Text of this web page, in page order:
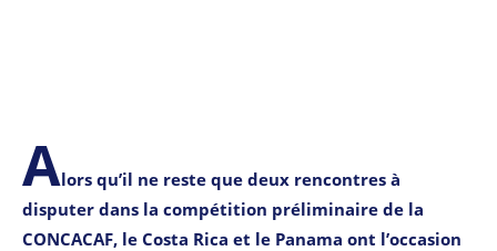
Alors qu’il ne reste que deux rencontres à
disputer dans la compétition préliminaire de la
CONCACAF, le Costa Rica et le Panama ont l’occasion